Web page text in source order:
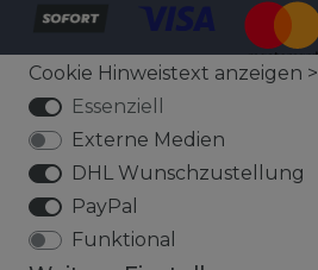
VERSICHERTER VERSAND
Cookie Hinweistext anzeigen >
Essenziell
Externe Medien
DHL Wunschzustellung
PayPal
Funktional